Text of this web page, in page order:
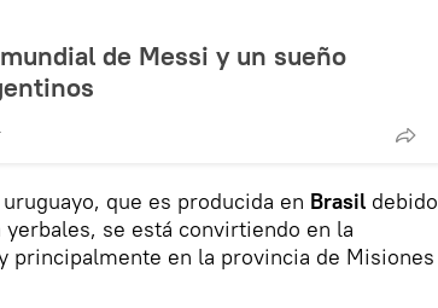
de Messi y un sueño
que es producida en Brasil debido
yerbales, se está convirtiendo en la
principalmente en la provincia de Misiones